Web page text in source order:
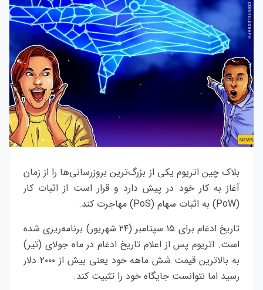
بلاک چین اتریوم یکی از بزرگ‌ترین بروزرسانی‌ها را از زمان
آغاز به کار خود در پیش دارد و قرار است از اثبات کار
(PoW) به اثبات سهام (PoS) مهاجرت کند.
تاریخ ادغام برای ۱۵ سپتامبر (۲۴ شهریور) برنامه‌ریزی شده
است. اتریوم پس از اعلام تاریخ ادغام در ماه جولای (تیر)
به بالاترین قیمت شش ماهه خود یعنی بیش از ۲۰۰۰ دلار
رسید اما نتوانست جایگاه خود را تثبیت کند.